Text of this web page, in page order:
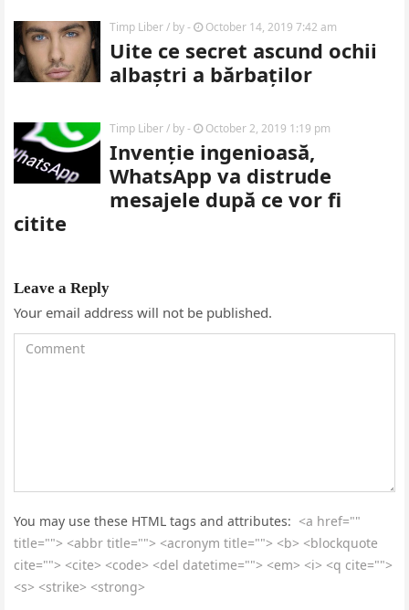
Timp Liber/ by- October 14, 2019 7:42 am
Uite ce secret ascund ochii
albaștri a bărbaților
Timp Liber/ by- October 2, 2019 1:19 pm
Invenție ingenioasă,
WhatsApp va distrude
mesajele după ce vor fi
citite
Leave a Reply
Your email address will not be published.
You may use these HTML tags and attributes: <a href=""
title=""> <abbr title=""> <acronym title=""> <b> <blockquote
cite=""> <cite> <code> <del datetime=""> <em> <i> <q cite="">
<s> <strike> <strong>